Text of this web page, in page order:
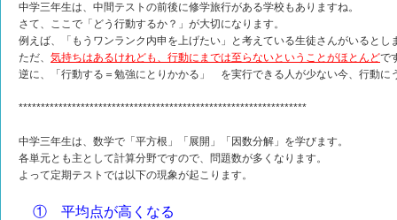
中学三年生は、中間テストの前後に修学旅行がある学校もありますね。
さて、ここで「どう行動するか？」が大切になります。
例えば、「もうワンランク内申を上げたい」と考えている生徒さんがいるとし
ただ、 気持ちはあるけれども、行動にまでは至らないということがほとんどで
逆に、「行動する＝勉強にとりかかる」 を実行できる人が少ない今、行動に
*****************************************************************
中学三年生は、数学で「平方根」「展開」「因数分解」を学びます。
各単元とも主として計算分野ですので、問題数が多くなります。
よって定期テストでは以下の現象が起こります。
① 平均点が高くなる